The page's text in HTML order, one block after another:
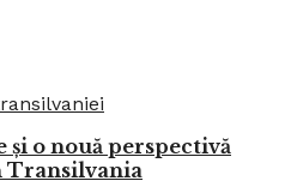
o nouă perspectivă
Transilvania